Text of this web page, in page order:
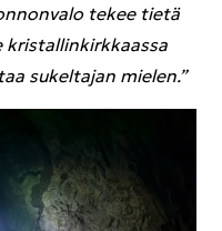
tekee tietä
kris­tal­lin­kirk­kaas­sa
su­kel­ta­jan mie­len.”